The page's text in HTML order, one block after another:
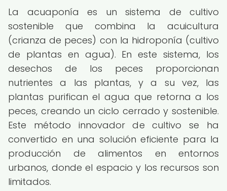
La acuaponía es un sistema de cultivo
sostenible que combina la acuicultura
(crianza de peces) con la hidroponía (cultivo
de plantas en agua). En este sistema, los
desechos de los peces proporcionan
nutrientes a las plantas, y a su vez, las
plantas purifican el agua que retorna a los
peces, creando un ciclo cerrado y sostenible.
Este método innovador de cultivo se ha
convertido en una solución eficiente para la
producción de alimentos en entornos
urbanos, donde el espacio y los recursos son
limitados.